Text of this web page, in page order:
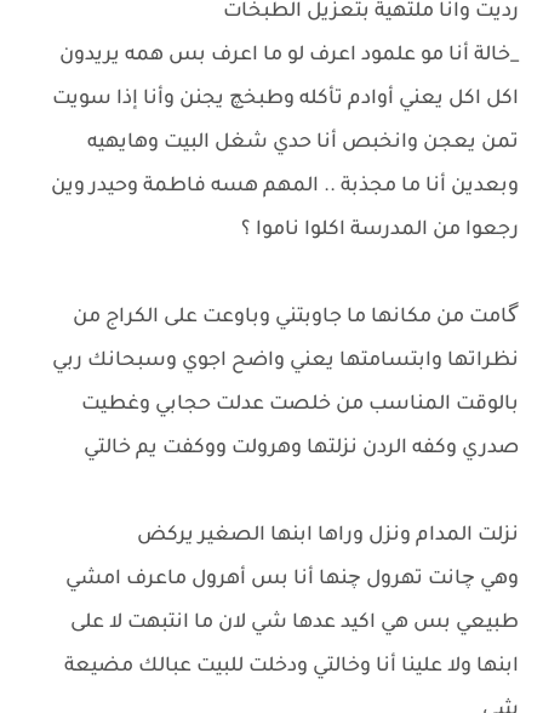
رديت وانا ملتهية بتعزيل الطبخات
_خالة أنا مو علمود اعرف لو ما اعرف بس همه يريدون
اكل اكل يعني أوادم تأكله وطبخچ يجنن وأنا إذا سويت
تمن يعجن وانخبص أنا حدي شغل البيت وهايهيه
وبعدين أنا ما مجذبة .. المهم هسه فاطمة وحيدر وين
رجعوا من المدرسة اكلوا ناموا ؟
گامت من مكانها ما جاوبتني وباوعت على الكراج من
نظراتها وابتسامتها يعني واضح اجوي وسبحانك ربي
بالوقت المناسب من خلصت عدلت حجابي وغطيت
صدري وكفه الردن نزلتها وهرولت ووكفت يم خالتي
نزلت المدام ونزل وراها ابنها الصغير يركض
وهي چانت تهرول چنها أنا بس أهرول ماعرف امشي
طبيعي بس هي اكيد عدها شي لان ما انتبهت لا على
ابنها ولا علينا أنا وخالتي ودخلت للبيت عبالك مضيعة